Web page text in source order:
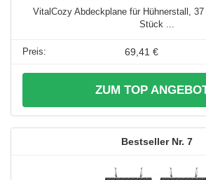
VitalCozy Abdeckplane für Hühnerstall,
Stück ...
69,41 €
ZUM TOP
7